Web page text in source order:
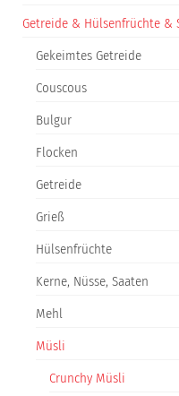
Getreide & Hülsenfrüchte &
Gekeimtes Getreide
Couscous
Bulgur
Flocken
Getreide
Grieß
Hülsenfrüchte
Kerne, Nüsse, Saaten
Mehl
Müsli
Crunchy Müsli